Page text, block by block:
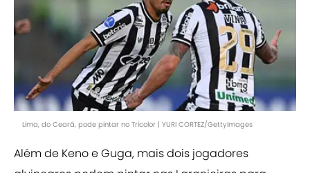
Lima, do Ceará, pode pintar no Tricolor | YURI CORTEZ/GettyImages
Além de Keno e Guga, mais dois jogadores